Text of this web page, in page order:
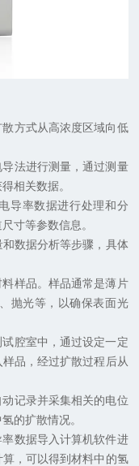
方式从高浓度区域向低
法进行测量，通过测量
相关数据。
率数据进行处理和分
寸等参数信息。
数据分析等步骤，具体
样品。样品通常是薄片
抛光等，以确保表面光
腔室中，通过设定一定
品，经过扩散过程后从
记录并采集相关的电位
的扩散情况。
数据导入计算机软件进
，可以得到材料中的氢